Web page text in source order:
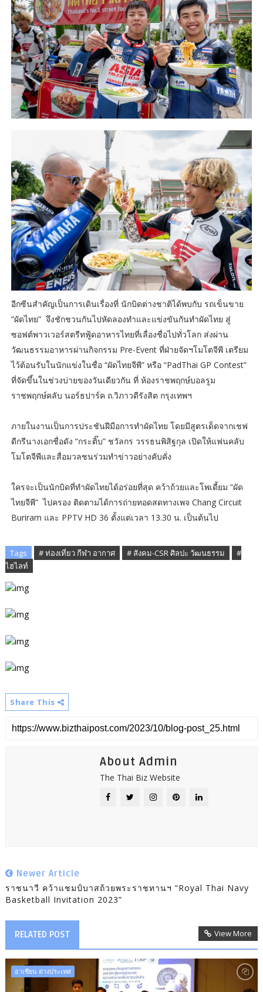
อีกซีนสำคัญเป็นการเดินเรื่องที่ นักบิดต่างชาติได้พบกับ รถเข็นขาย
“ผัดไทย” จึงชักชวนกันไปหัดลองทำและแข่งขันกันทำผัดไทย สู่
ซอฟต์พาวเวอร์สตรีทฟู้ดอาหารไทยที่เลื่องชื่อไปทั่วโลก ส่งผ่าน
วัฒนธรรมอาหารผ่านกิจกรรม Pre-Event ที่ฝ่ายจัดฯโมโตจีพี เตรียม
ไว้ต้อนรับในนักแข่งในชื่อ “ผัดไทยจีพี” หรือ “PadThai GP Contest”
ที่จัดขึ้นในช่วงบ่ายของวันเดียวกัน ที่ ห้องราชพฤกษ์บอลรูม
ราชพฤกษ์คลับ นอร์ธปาร์ค ถ.วิภาวดีรังสิต กรุงเทพฯ
ภายในงานเป็นการประชันฝีมือการทำผัดไทย โดยมีสูตรเด็ดจากเชฟ
ดีกรีนางเอกชื่อดัง “กระติ๊บ” ชวัลกร วรรธนพิสิฐกุล เปิดให้แฟนคลับ
โมโตจีพีและสื่อมวลชนร่วมทำข่าวอย่างคับคั่ง
ใครจะเป็นนักบิดที่ทำผัดไทยได้อร่อยที่สุด คว้าถ้วยและโพเดี้ยม “ผัด
ไทยจีพี” ไปครอง ติดตามได้การถ่ายทอดสดทางเพจ Chang Circuit
Buriram และ PPTV HD 36 ตั้งแต่เวลา 13.30 น. เป็นต้นไป
Tags # ท่องเที่ยว กีฬา อากาศ # สังคม-CSR ศิลปะ วัฒนธรรม
#
ไฮไลท์
Share This
About Admin
The Thai Biz Website
Newer Article
ราชนาวี คว้าแชมป์บาสถ้วยพระราชทานฯ “Royal Thai Navy
Basketball Invitation 2023”
RELATED POST View More
อาเซียน ต่างประเทศ